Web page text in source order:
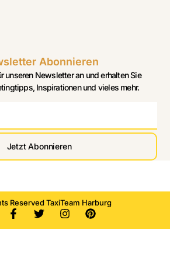
Abonnieren
unseren Newsletter an und erhalten Sie
Inspirationen und vieles mehr.
Jetzt Abonnieren
Reserved TaxiTeam Harburg